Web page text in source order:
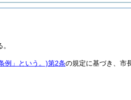
例」という。)第2条の規定に基づき、市